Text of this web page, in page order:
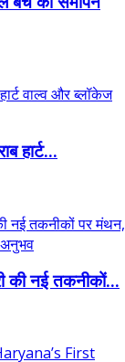
हार्ट...
की नई तकनीकों...